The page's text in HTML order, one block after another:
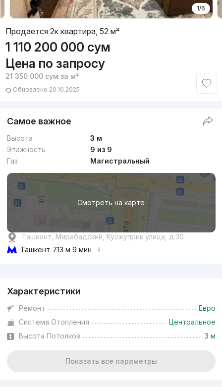
1/6
Продается 2к квартира, 52 м²
1 110 200 000 сум
Цена по запросу
21 350 000 сум за м²
Обновлено 20.10.2025
Самое важное
Высота
3 м
Этажность
9 из 9
Газ
Магистральный
Смотреть на карте
Ташкент, Мирабадский, Кушкуприк улица, д.30
Ташкент 713 м 9 мин
Характеристики
Ремонт
Евро
Система Отопления
Центральное
Высота Потолков
3 м
Показать все параметры